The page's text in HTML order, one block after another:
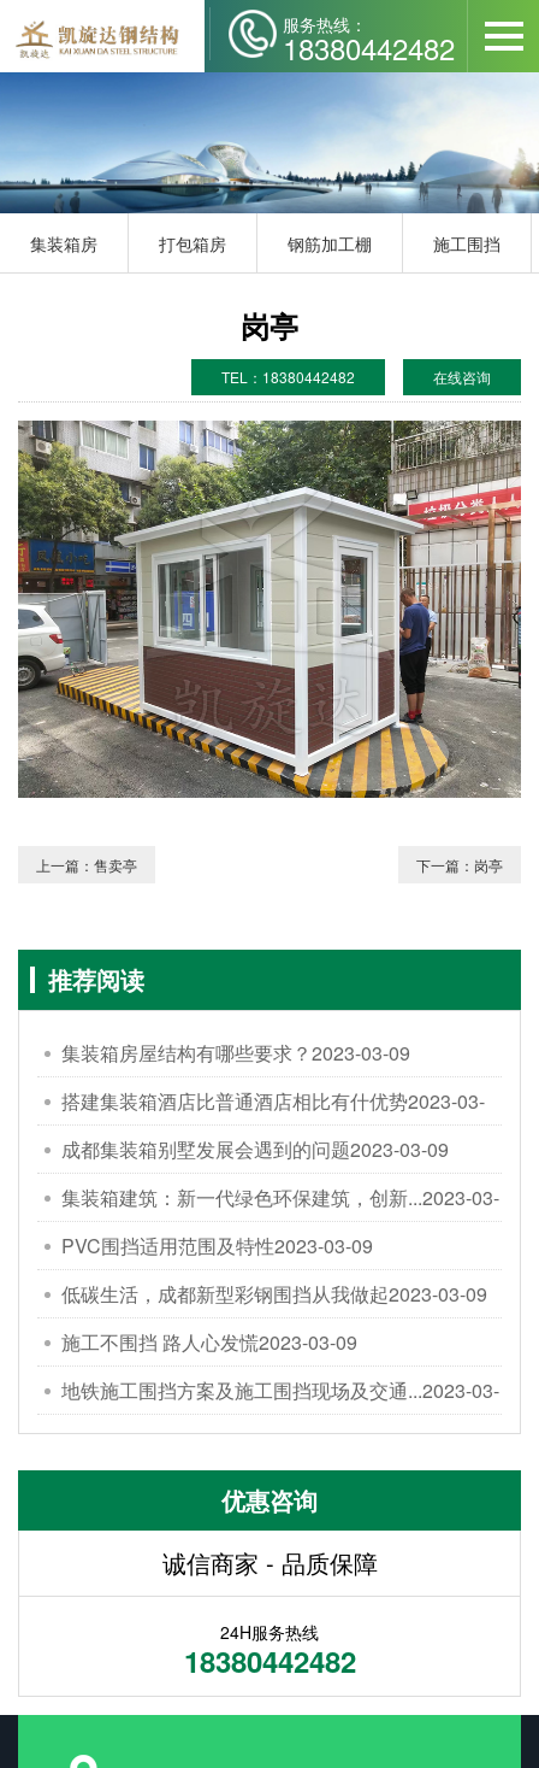
服务热线：
18380442482
集装箱房 打包箱房 钢筋加工棚 施工围挡
岗亭
在线咨询
TEL：18380442482
上一篇：售卖亭 下一篇：岗亭
推荐阅读
集装箱房屋结构有哪些要求？2023-03-09
搭建集装箱酒店比普通酒店相比有什优势2023-03-
09
成都集装箱别墅发展会遇到的问题2023-03-09
集装箱建筑：新一代绿色环保建筑，创新...2023-03-
09
PVC围挡适用范围及特性2023-03-09
低碳生活，成都新型彩钢围挡从我做起2023-03-09
施工不围挡 路人心发慌2023-03-09
地铁施工围挡方案及施工围挡现场及交通...2023-03-
09
优惠咨询
诚信商家 - 品质保障
24H服务热线
18380442482